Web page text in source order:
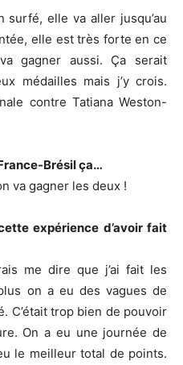
surfé, elle va aller jusqu’au
elle est très forte en ce
va gagner aussi. Ça serait
médailles mais j’y crois.
contre Tatiana Weston-
Brésil ça…
va gagner les deux !
expérience d’avoir fait
me dire que j’ai fait les
on a eu des vagues de
C’était trop bien de pouvoir
On a eu une journée de
le meilleur total de points.